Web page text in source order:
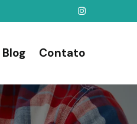
Blog Contato